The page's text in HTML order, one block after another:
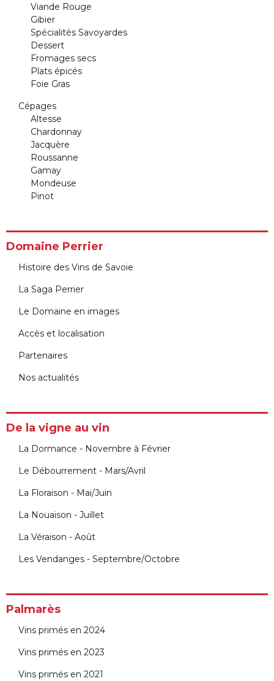
Viande Rouge
Gibier
Spécialités Savoyardes
Dessert
Fromages secs
Plats épicés
Foie Gras
Cépages
Altesse
Chardonnay
Jacquère
Roussanne
Gamay
Mondeuse
Pinot
Domaine Perrier
Histoire des Vins de Savoie
La Saga Perrier
Le Domaine en images
Accès et localisation
Partenaires
Nos actualités
De la vigne au vin
La Dormance - Novembre à Février
Le Débourrement - Mars/Avril
La Floraison - Mai/Juin
La Nouaison - Juillet
La Véraison - Août
Les Vendanges - Septembre/Octobre
Palmarès
Vins primés en 2024
Vins primés en 2023
Vins primés en 2021